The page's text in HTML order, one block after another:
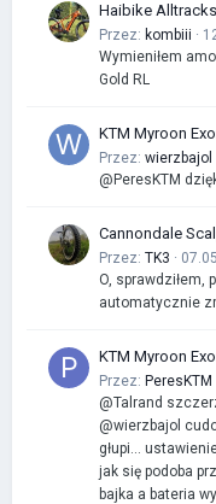
Haibike
Przez: kombiii ·
Wymieniłem
Gold RL
KTM Myroon
Przez: wierzbajol
@PeresKTM
Cannondale
Przez: TK3 ·
O, sprawdziłem,
automatycznie
KTM Myroon
Przez: PeresKTM
@Talrand
@wierzbajol
głupi…
jak się podoba
bajka a bateria